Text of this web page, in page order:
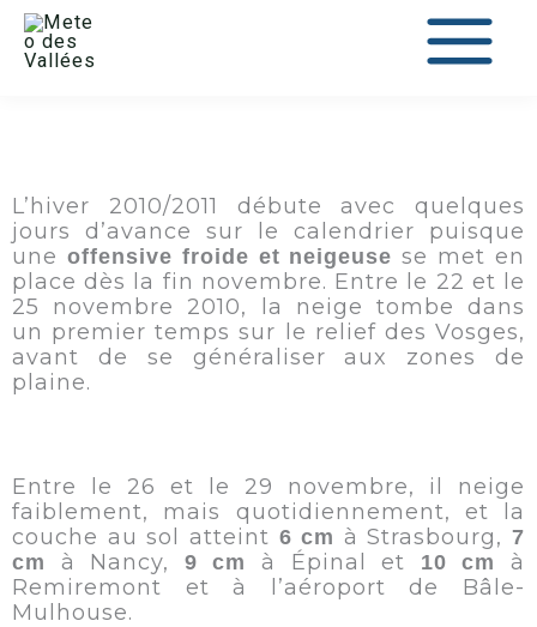
contenu
L’hiver 2010/2011 débute avec quelques
jours d’avance sur le calendrier puisque
une offensive froide et neigeuse se met en
place dès la fin novembre. Entre le 22 et le
25 novembre 2010, la neige tombe dans
un premier temps sur le relief des Vosges,
avant de se généraliser aux zones de
plaine.
Entre le 26 et le 29 novembre, il neige
faiblement, mais quotidiennement, et la
couche au sol atteint 6 cm à Strasbourg, 7
cm
à Nancy, 9 cm à Épinal et 10 cm
à
Remiremont et à l’aéroport de Bâle-
Mulhouse.